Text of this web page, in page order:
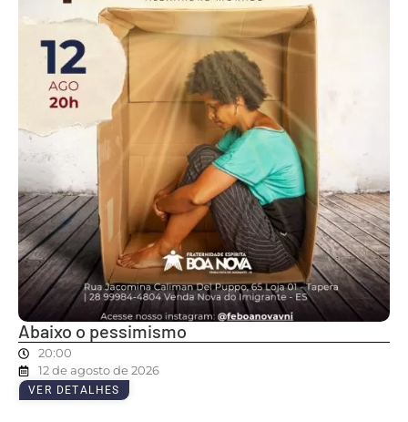
Abaixo o pessimismo
20:00
12 de agosto de 2026
VER DETALHES